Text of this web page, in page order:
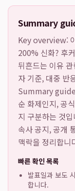
Summary
Key overview:
200% 신화? 후
뒤흔드는 이유
자 기준, 대중 반
Summary
순 화제인지, 공
지 구분하는 것
속사 공지, 공개
맥락을 정리합니
빠른 확인 목록
발표일과 보도
합니다.